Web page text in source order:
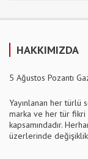
HAKKIMIZDA
5 Ağustos Pozantı
Yayınlanan her türlü
marka ve her tür fikri
kapsamındadır.
üzerlerinde değişiklik